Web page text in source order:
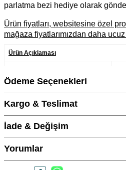
parlatma bezi hediye olarak
Ürün fiyatları, websitesine özel
mağaza fiyatlarımızdan daha
Ürün Açıklaması
Cinsiyet
Metal Cinsi
Materyal Rengi
Ödeme Seçenekleri
Kargo & Teslimat
İade & Değişim
Yorumlar